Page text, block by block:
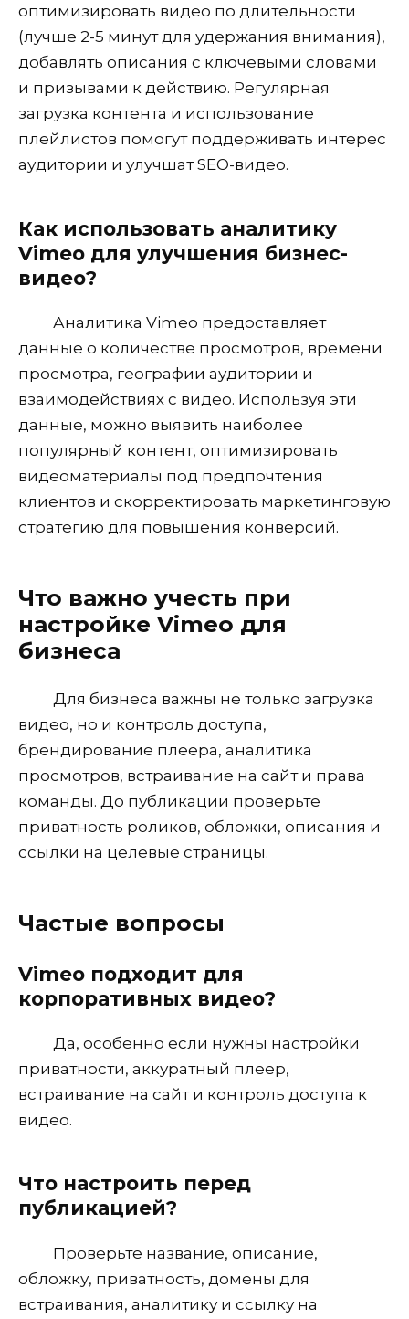
оптимизировать видео по длительности
(лучше 2-5 минут для удержания внимания),
добавлять описания с ключевыми словами
и призывами к действию. Регулярная
загрузка контента и использование
плейлистов помогут поддерживать интерес
аудитории и улучшат SEO-видео.
Как использовать аналитику
Vimeo для улучшения бизнес-
видео?
Аналитика Vimeo предоставляет
данные о количестве просмотров, времени
просмотра, географии аудитории и
взаимодействиях с видео. Используя эти
данные, можно выявить наиболее
популярный контент, оптимизировать
видеоматериалы под предпочтения
клиентов и скорректировать маркетинговую
стратегию для повышения конверсий.
Что важно учесть при
настройке Vimeo для
бизнеса
Для бизнеса важны не только загрузка
видео, но и контроль доступа,
брендирование плеера, аналитика
просмотров, встраивание на сайт и права
команды. До публикации проверьте
приватность роликов, обложки, описания и
ссылки на целевые страницы.
Частые вопросы
Vimeo подходит для
корпоративных видео?
Да, особенно если нужны настройки
приватности, аккуратный плеер,
встраивание на сайт и контроль доступа к
видео.
Что настроить перед
публикацией?
Проверьте название, описание,
обложку, приватность, домены для
встраивания, аналитику и ссылку на